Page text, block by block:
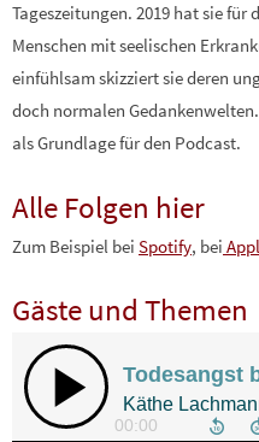
Tageszeitungen. 2019 hat sie für
Menschen mit seelischen
einfühlsam skizziert sie deren
doch normalen
als Grundlage für den Podcast.
Alle Folgen hier
Zum Beispiel bei Spotify, bei
Gäste und Themen